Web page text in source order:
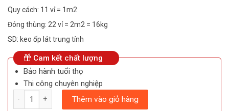
Quy cách: 11 vỉ = 1m2
Đóng thùng: 22 vỉ = 2m2 = 16kg
SD: keo ốp lát trung tính
Cam kết chất lượng
Bảo hành tuổi thọ
Thi công chuyên nghiệp
Số lượng
Thêm vào giỏ hàng